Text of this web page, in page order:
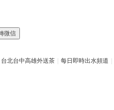
微信
台北台中高雄外送茶 每日即時出水頻道